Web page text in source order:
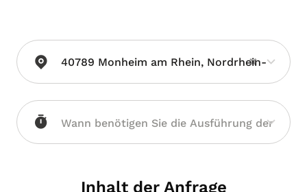
40789 Monheim am Rhein, Nordrhein-
×
Inhalt der Anfrage